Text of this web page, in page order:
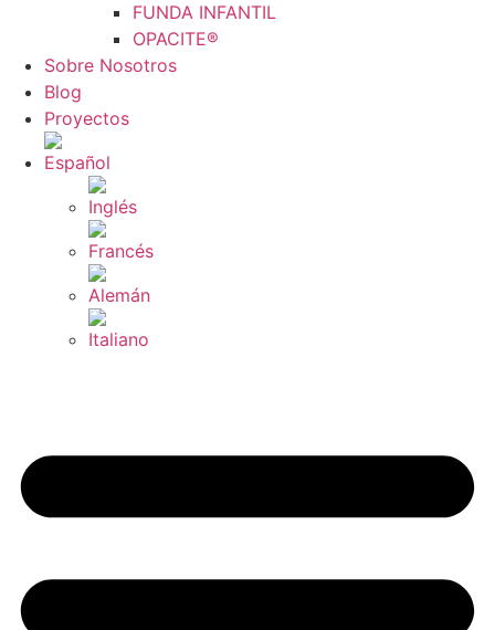
FUNDA INFANTIL
OPACITE®
Sobre Nosotros
Blog
Proyectos